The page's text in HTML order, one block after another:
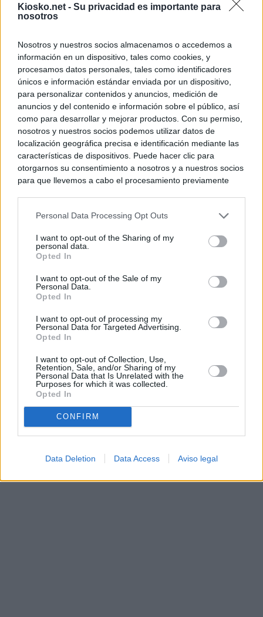
Kiosko.net - Su privacidad es importante para
nosotros
Nosotros y nuestros socios almacenamos o accedemos a
información en un dispositivo, tales como cookies, y
procesamos datos personales, tales como identificadores
únicos e información estándar enviada por un dispositivo,
para personalizar contenidos y anuncios, medición de
anuncios y del contenido e información sobre el público, así
como para desarrollar y mejorar productos. Con su permiso,
nosotros y nuestros socios podemos utilizar datos de
localización geográfica precisa e identificación mediante las
características de dispositivos. Puede hacer clic para
otorgarnos su consentimiento a nosotros y a nuestros socios
para que llevemos a cabo el procesamiento previamente
negar su consentimiento. Tenga en cuenta que algún
de su consentimiento, pero usted tiene el derecho de
rechazar tal procesamiento. Sus preferencias se aplicarán
cualquier momento entrando de nuevo en este sitio web o
visitando nuestra política de privacidad.
Personal Data Processing Opt Outs
I want to opt-out of the Sharing of my
personal data.
Opted In
I want to opt-out of the Sale of my
Personal Data.
Opted In
I want to opt-out of processing my
Personal Data for Targeted Advertising.
Opted In
I want to opt-out of Collection, Use,
Retention, Sale, and/or Sharing of my
Personal Data that Is Unrelated with the
Purposes for which it was collected.
Opted In
CONFIRM
Data Deletion Data Access Aviso legal